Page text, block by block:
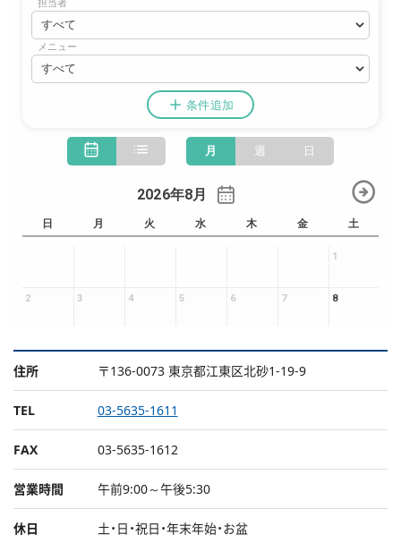
住所 〒136-0073 東京都江東区北砂1-19-9
TEL 03-5635-1611
FAX 03-5635-1612
営業時間 午前9:00～午後5:30
休日 土・日・祝日・年末年始・お盆